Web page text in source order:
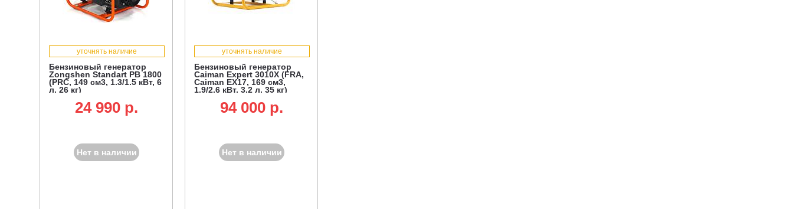
уточнять наличие
Бензиновый генератор
Zongshen Standart PB 1800
(PRC, 149 см3, 1.3/1.5 кВт, 6
л, 26 кг)
24 990 p.
Нет в наличии
уточнять наличие
Бензиновый генератор
Caiman Expert 3010X (FRA,
Caiman EX17, 169 см3,
1.9/2.6 кВт, 3.2 л, 35 кг)
94 000 p.
Нет в наличии